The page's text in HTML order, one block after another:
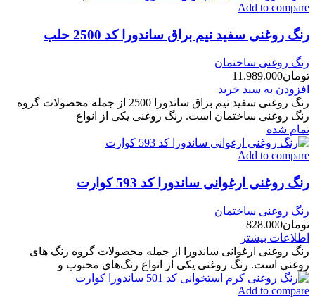
Add to compare
رنگ روغنی سفید نیم براق ساندورا کد 2500 حلب
رنگ روغنی ساختمان
تومان11.989.000
افزودن به سبد خرید
رنگ روغنی سفید نیم براق ساندورا 2500 از جمله محصولات گروه
رنگ روغنی ساختمان است. رنگ روغنی یکی از انواع
تمام شده
Add to compare
رنگ روغنی ارغوانی ساندورا کد 593 کوارت
رنگ روغنی ساختمان
تومان828.000
اطلاعات بیشتر
رنگ روغنی ارغوانی ساندورا از جمله محصولات گروه رنگ های
روغنی است. رنگ روغنی یکی از انواع رنگ‌های محبوب و
Add to compare